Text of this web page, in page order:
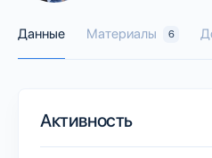
Данные Материалы 6
Активность